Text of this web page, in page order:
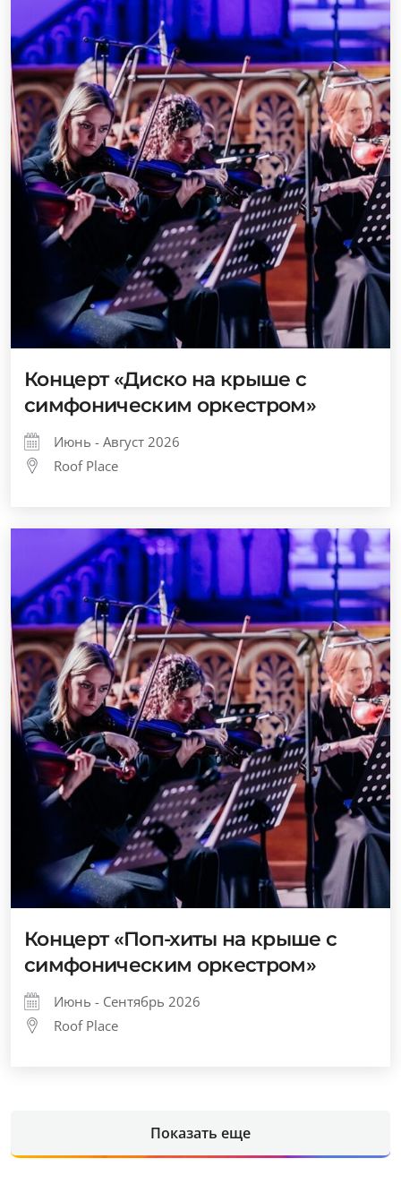
Концерт «Диско на крыше с
симфоническим оркестром»
Июнь - Август 2026
Roof Place
Концерт «Поп-хиты на крыше с
симфоническим оркестром»
Июнь - Сентябрь 2026
Roof Place
Показать еще